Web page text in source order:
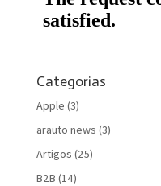
Categorias
Apple (3)
arauto news (3)
Artigos (25)
B2B (14)